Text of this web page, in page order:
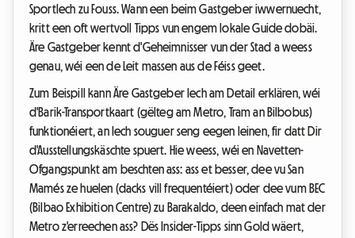
Sportlech zu Fouss. Wann een beim Gastgeber iwwernuecht,
kritt een oft wertvoll Tipps vun engem lokale Guide dobäi.
Äre Gastgeber kennt d'Geheimnisser vun der Stad a weess
genau, wéi een de Leit massen aus de Féiss geet.
Zum Beispill kann Äre Gastgeber Iech am Detail erklären, wéi
d'Barik-Transportkaart (gëlteg am Metro, Tram an Bilbobus)
funktionéiert, an Iech souguer seng eegen leinen, fir datt Dir
d'Ausstellungskäschte spuert. Hie weess, wéi en Navetten-
Ofgangspunkt am beschten ass: ass et besser, dee vu San
Mamés ze huelen (dacks vill frequentéiert) oder dee vum BEC
(Bilbao Exhibition Centre) zu Barakaldo, deen einfach mat der
Metro z'erreechen ass? Dës Insider-Tipps sinn Gold wäert,